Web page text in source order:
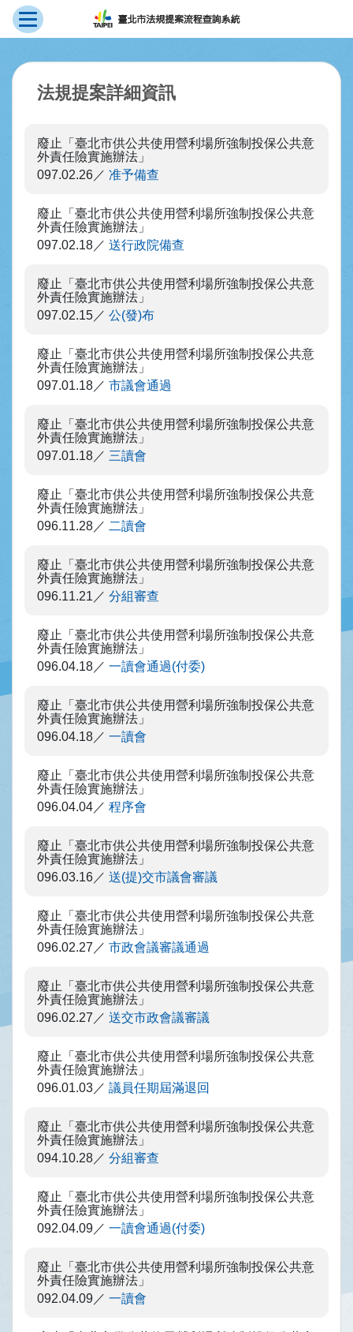
跳到主要內容
展開選單
法規提案詳細資訊
廢止「臺北市供公共使用營利場所強制投保公共意
外責任險實施辦法」
097.02.26
准予備查
廢止「臺北市供公共使用營利場所強制投保公共意
外責任險實施辦法」
097.02.18
送行政院備查
廢止「臺北市供公共使用營利場所強制投保公共意
外責任險實施辦法」
097.02.15
公(發)布
廢止「臺北市供公共使用營利場所強制投保公共意
外責任險實施辦法」
097.01.18
市議會通過
廢止「臺北市供公共使用營利場所強制投保公共意
外責任險實施辦法」
097.01.18
三讀會
廢止「臺北市供公共使用營利場所強制投保公共意
外責任險實施辦法」
096.11.28
二讀會
廢止「臺北市供公共使用營利場所強制投保公共意
外責任險實施辦法」
096.11.21
分組審查
廢止「臺北市供公共使用營利場所強制投保公共意
外責任險實施辦法」
096.04.18
一讀會通過(付委)
廢止「臺北市供公共使用營利場所強制投保公共意
外責任險實施辦法」
096.04.18
一讀會
廢止「臺北市供公共使用營利場所強制投保公共意
外責任險實施辦法」
096.04.04
程序會
廢止「臺北市供公共使用營利場所強制投保公共意
外責任險實施辦法」
096.03.16
送(提)交市議會審議
廢止「臺北市供公共使用營利場所強制投保公共意
外責任險實施辦法」
096.02.27
市政會議審議通過
廢止「臺北市供公共使用營利場所強制投保公共意
外責任險實施辦法」
096.02.27
送交市政會議審議
廢止「臺北市供公共使用營利場所強制投保公共意
外責任險實施辦法」
096.01.03
議員任期屆滿退回
廢止「臺北市供公共使用營利場所強制投保公共意
外責任險實施辦法」
094.10.28
分組審查
廢止「臺北市供公共使用營利場所強制投保公共意
外責任險實施辦法」
092.04.09
一讀會通過(付委)
廢止「臺北市供公共使用營利場所強制投保公共意
外責任險實施辦法」
092.04.09
一讀會